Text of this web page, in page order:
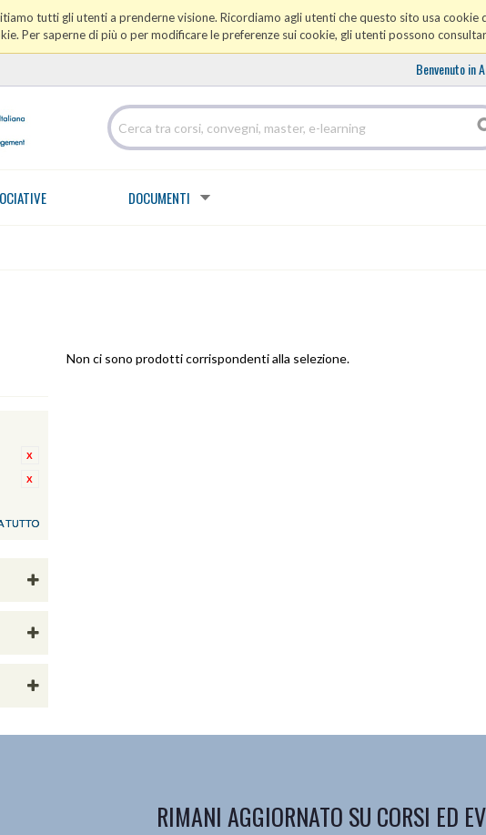
tutti gli utenti a prenderne visione. Ricordiamo agli utenti che questo sito usa cookie
Per saperne di più o per modificare le preferenze sui cookie, gli utenti possono
Benvenuto in
DOCUMENTI
TUTTO
Non ci sono prodotti corrispondenti alla selezione.
RIMANI AGGIORNATO SU CORSI ED